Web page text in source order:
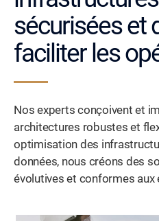
sécurisées et
faciliter les
Nos experts conçoivent et
architectures robustes et
optimisation des
données, nous créons des
évolutives et conformes aux